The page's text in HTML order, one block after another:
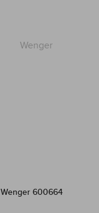
Wenger 600664